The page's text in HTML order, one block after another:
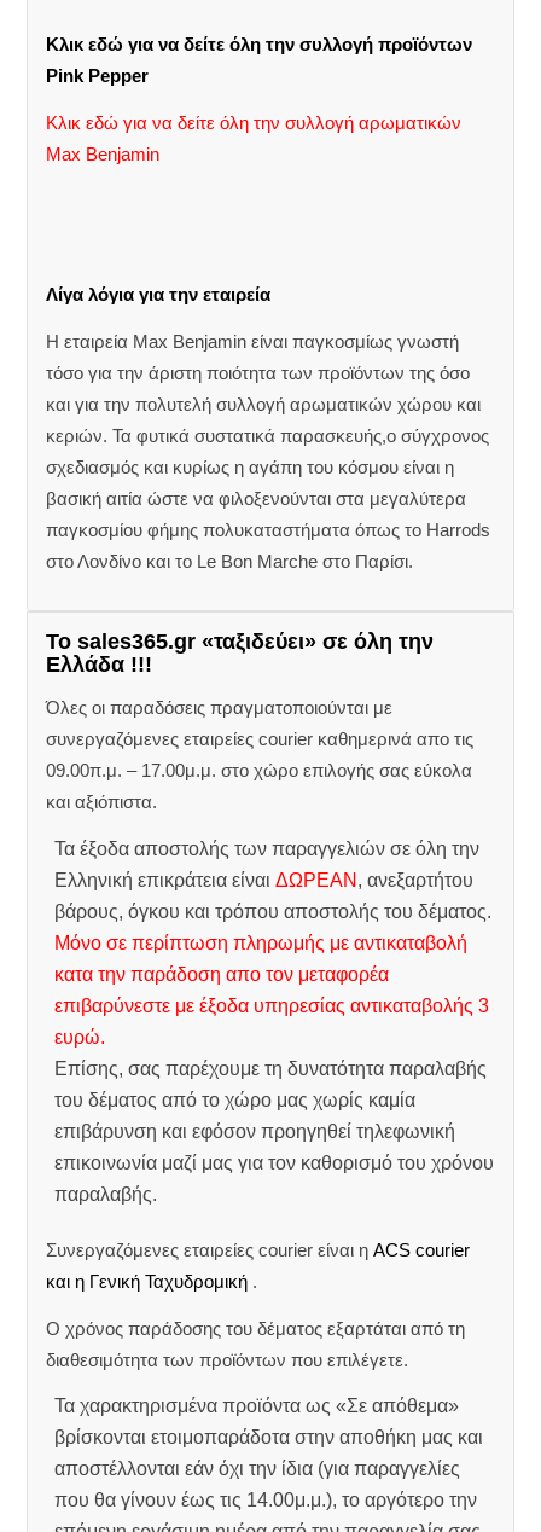
Κλικ εδώ για να δείτε όλη την συλλογή προϊόντων
Pink Pepper
Κλικ εδώ για να δείτε όλη την συλλογή αρωματικών
Max Benjamin
Λίγα λόγια για την εταιρεία
Η εταιρεία Max Benjamin είναι παγκοσμίως γνωστή
τόσο για την άριστη ποιότητα των προϊόντων της όσο
και για την πολυτελή συλλογή αρωματικών χώρου και
κεριών. Τα φυτικά συστατικά παρασκευής,ο σύγχρονος
σχεδιασμός και κυρίως η αγάπη του κόσμου είναι η
βασική αιτία ώστε να φιλοξενούνται στα μεγαλύτερα
παγκοσμίου φήμης πολυκαταστήματα όπως το Harrods
στο Λονδίνο και το Le Bon Marche στο Παρίσι.
Το sales365.gr «ταξιδεύει» σε όλη την
Ελλάδα !!!
Όλες οι παραδόσεις πραγματοποιούνται με
συνεργαζόμενες εταιρείες courier καθημερινά απο τις
09.00π.μ. – 17.00μ.μ. στο χώρο επιλογής σας εύκολα
και αξιόπιστα.
Τα έξοδα αποστολής των παραγγελιών σε όλη την
Ελληνική επικράτεια είναιΔΩΡΕΑΝ , ανεξαρτήτου
βάρους, όγκου και τρόπου αποστολής του δέματος.
Μόνο σε περίπτωση πληρωμής με αντικαταβολή
κατα την παράδοση απο τον μεταφορέα
επιβαρύνεστε με έξοδα υπηρεσίας αντικαταβολής 3
ευρώ.
Επίσης, σας παρέχουμε τη δυνατότητα παραλαβής
του δέματος από το χώρο μας χωρίς καμία
επιβάρυνση και εφόσον προηγηθεί τηλεφωνική
επικοινωνία μαζί μας για τον καθορισμό του χρόνου
παραλαβής.
Συνεργαζόμενες εταιρείες courier είναι ηACS courier
και η Γενική Ταχυδρομική .
Ο χρόνος παράδοσης του δέματος εξαρτάται από τη
διαθεσιμότητα των προϊόντων που επιλέγετε.
Τα χαρακτηρισμένα προϊόντα ως «Σε απόθεμα»
βρίσκονται ετοιμοπαράδοτα στην αποθήκη μας και
αποστέλλονται εάν όχι την ίδια (για παραγγελίες
που θα γίνουν έως τις 14.00μ.μ.), το αργότερο την